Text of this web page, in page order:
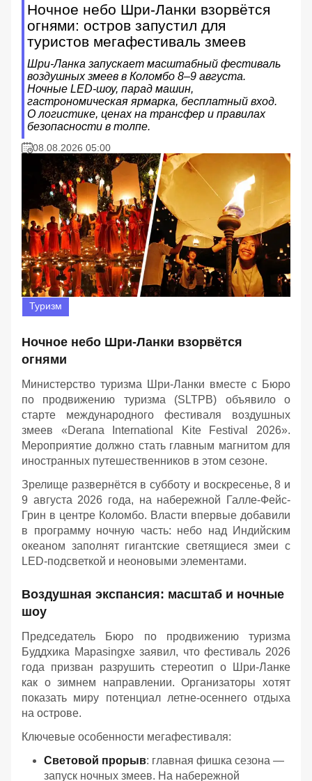
Ночное небо Шри-Ланки взорвётся
огнями: остров запустил для
туристов мегафестиваль змеев
Шри-Ланка запускает масштабный фестиваль
воздушных змеев в Коломбо 8–9 августа.
Ночные LED-шоу, парад машин,
гастрономическая ярмарка, бесплатный вход.
О логистике, ценах на трансфер и правилах
безопасности в толпе.
08.08.2026 05:00
Туризм
Ночное небо Шри-Ланки взорвётся
огнями
Министерство туризма Шри-Ланки вместе с Бюро
по продвижению туризма (SLTPB) объявило о
старте международного фестиваля воздушных
змеев «Derana International Kite Festival 2026».
Мероприятие должно стать главным магнитом для
иностранных путешественников в этом сезоне.
Зрелище развернётся в субботу и воскресенье, 8 и
9 августа 2026 года, на набережной Галле-Фейс-
Грин в центре Коломбо. Власти впервые добавили
в программу ночную часть: небо над Индийским
океаном заполнят гигантские светящиеся змеи с
LED-подсветкой и неоновыми элементами.
Воздушная экспансия: масштаб и ночные
шоу
Председатель Бюро по продвижению туризма
Буддхика Марasingхе заявил, что фестиваль 2026
года призван разрушить стереотип о Шри-Ланке
как о зимнем направлении. Организаторы хотят
показать миру потенциал летне-осеннего отдыха
на острове.
Ключевые особенности мегафестиваля:
Световой прорыв: главная фишка сезона —
запуск ночных змеев. На набережной